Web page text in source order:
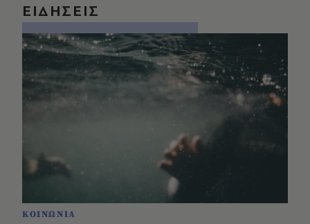
ΕΙΔΗΣΕΙΣ
ΚΟΙΝΩΝΙΑ